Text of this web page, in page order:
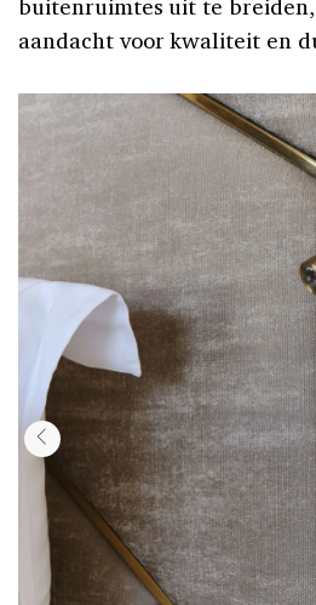
buitenruimtes uit te
aandacht voor kwaliteit en